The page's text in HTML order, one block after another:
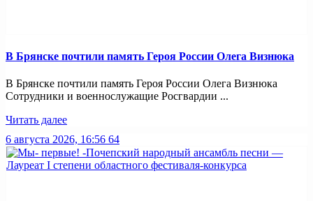
В Брянске почтили память Героя России Олега Визнюка
В Брянске почтили память Героя России Олега Визнюка
Сотрудники и военнослужащие Росгвардии ...
Читать далее
6 августа 2026, 16:56 64